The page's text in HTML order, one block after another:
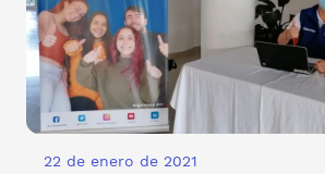
22 de enero de 2021